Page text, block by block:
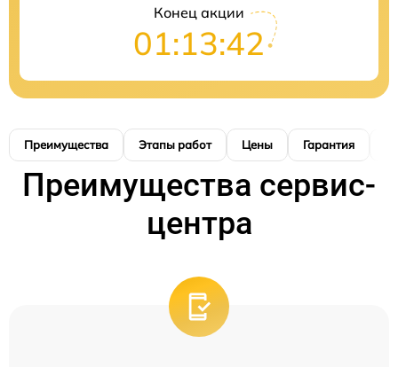
Конец акции
01:13:41
Преимущества Этапы работ Цены Гарантия
Преимущества сервис-
центра